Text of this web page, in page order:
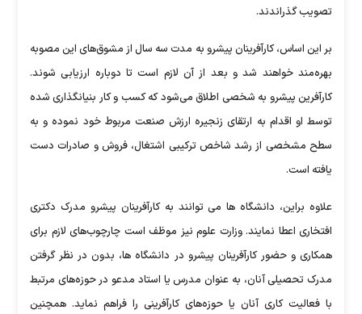
تصویب گذراندند.
بر این اساس، کارآفرینان پیشرو به مدت سه سال از مشوق‌های این مصوبه
بهره‌مند خواهند شد و بعد از آن لازم است تا دوباره ارزیابی شوند.
کارآفرین پیشرو به شخصی اطلاق می‌شود که کسب و کار بنیانگذاری شده
توسط او اقدام به ارتقای زنجیره ارزش صنعت مربوط خود نموده و به
سطح مشخصی از رشد شاخص ترکیبی اشتغال، فروش و صادرات دست
یافته است.
علاوه براین، دانشگاه ها می توانند به کارآفرینان پیشرو مدرک دکتری
افتخاری اعطا نمایند. وزارت علوم نیز موظف است چارچوب‌های لازم برای
همکاری و حضور کارآفرینان پیشرو در دانشگاه ها، بدون در نظر گرفتن
مدرک تحصیلی آنان، به عنوان مدرس یا استاد مدعو در حوزه‌های مرتبط
با فعالیت کاری آنان یا حوزه‌های کارآفرینی را فراهم نماید. همچنین